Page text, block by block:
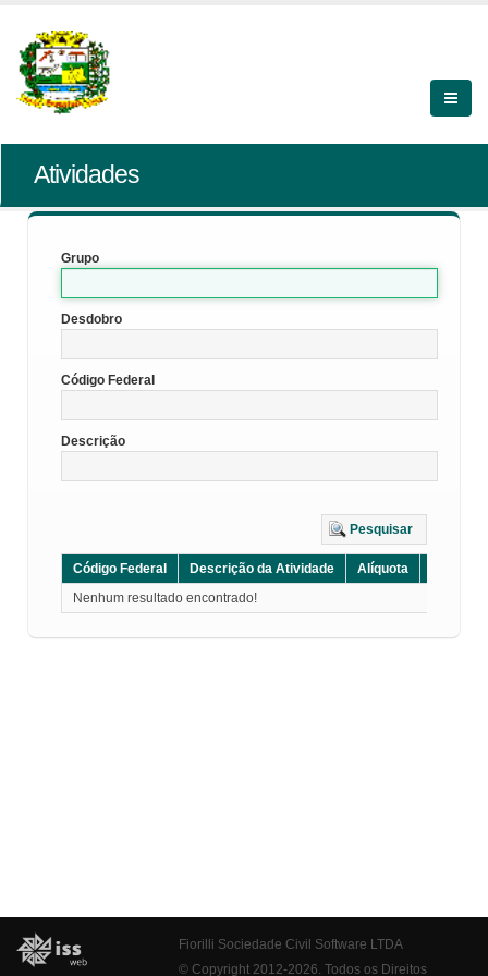
Atividades
Grupo
Desdobro
Código Federal
Descrição
Pesquisar
Código Federal Descrição da Atividade Alíquota
Nenhum resultado encontrado!
Fiorilli Sociedade Civil Software LTDA
© Copyright 2012-2026. Todos os Direitos